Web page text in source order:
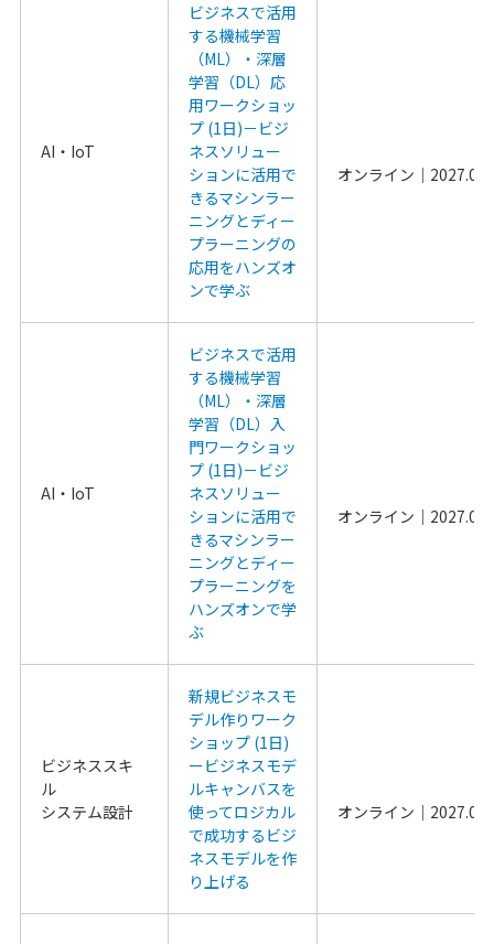
AI・IoT
ビジネスで活用
する機械学習
（ML）・深層
学習（DL）応
用ワークショッ
プ (1日)－ビジ
ネスソリュー
ションに活用で
きるマシンラー
ニングとディー
プラーニングの
応用をハンズオ
ンで学ぶ
AI・IoT
ビジネスで活用
する機械学習
（ML）・深層
学習（DL）入
門ワークショッ
プ (1日)－ビジ
ネスソリュー
ションに活用で
きるマシンラー
ニングとディー
プラーニングを
ハンズオンで学
ぶ
ビジネススキ
ル
システム設計
新規ビジネスモ
デル作りワーク
ショップ (1日)
ービジネスモデ
ルキャンバスを
使ってロジカル
で成功するビジ
ネスモデルを作
り上げる